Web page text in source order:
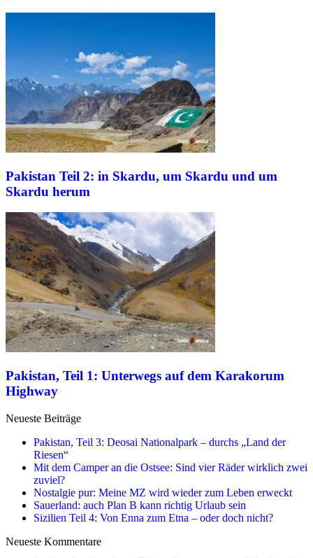
Pakistan Teil 2: in Skardu, um Skardu und um
Skardu herum
Pakistan, Teil 1: Unterwegs auf dem Karakorum
Highway
Neueste Beiträge
Pakistan, Teil 3: Deosai Nationalpark – durchs „Land der
Riesen“
Mit dem Camper an die Ostsee: Sind vier Räder wirklich zwei
zuviel?
Nostalgie pur: Meine MZ wird wieder zum Leben erweckt
Sauerland: auch Plan B kann richtig Urlaub sein
Sizilien Teil 4: Von Enna zum Etna – oder doch nicht?
Neueste Kommentare